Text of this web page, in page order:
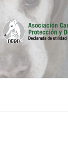
contenido